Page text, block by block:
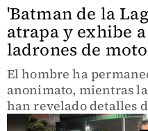
'Batman de la
atrapa y exhibe
ladrones de
El hombre ha
anonimato, mientras
han revelado detalles